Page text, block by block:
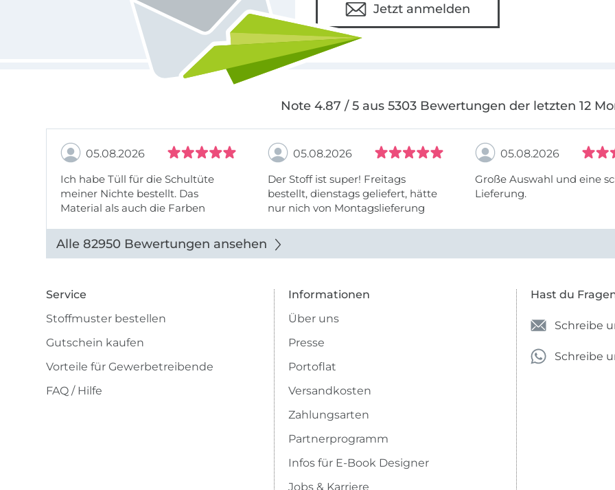
Jetzt anmelden
Note 4.87 / 5 aus 5303 Bewertungen der letzten 12
05.08.2026
Ich habe Tüll für die Schultüte
meiner Nichte bestellt. Das
Material als auch die Farben
Abbildung u sieht toll aus. Die
Lieferung erfolgte zügig u auch
05.08.2026
Der Stoff ist super! Freitags
bestellt, dienstags geliefert, hätte
nur nich von Montagslieferung
05.08.2026
Große Auswahl und eine
Lieferung.
Alle 82950 Bewertungen ansehen
Service
Stoffmuster bestellen
Gutschein kaufen
Vorteile für Gewerbetreibende
FAQ / Hilfe
Informationen
Über uns
Presse
Portoflat
Versandkosten
Zahlungsarten
Partnerprogramm
Infos für E-Book Designer
Jobs & Karriere
Hast du
Schreibe
Schreibe